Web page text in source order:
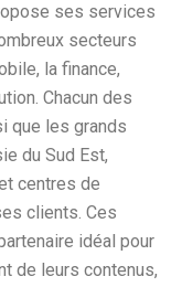
ses services
secteurs
la finance,
Chacun des
que les grands
du Sud Est,
centres de
clients. Ces
idéal pour
de leurs contenus,